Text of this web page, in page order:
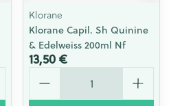
Klorane
Klorane Capil. Sh Quinine
& Edelweiss 200ml Nf
13,50 €
Quantité